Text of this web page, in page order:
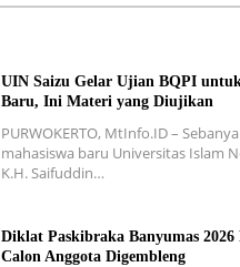
UIN Saizu Gelar Ujian BQPI
Baru, Ini Materi yang Diujikan
PURWOKERTO, MtInfo.ID –
mahasiswa baru Universitas Islam
K.H. Saifuddin…
Diklat Paskibraka Banyumas 2026
Calon Anggota Digembleng